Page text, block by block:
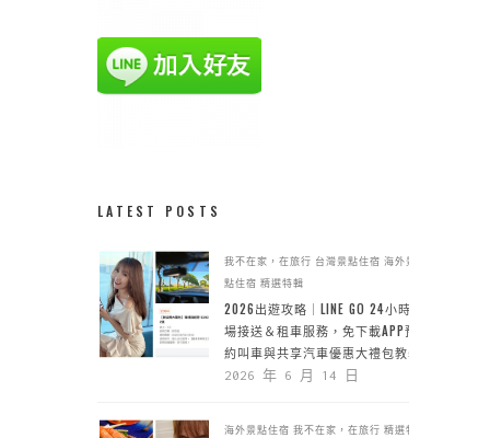
LATEST POSTS
我不在家，在旅行 台灣景點住宿 海外景
點住宿 精選特輯
2026出遊攻略｜LINE GO 24小時機
場接送＆租車服務，免下載APP預
約叫車與共享汽車優惠大禮包教學
2026 年 6 月 14 日
海外景點住宿 我不在家，在旅行 精選特